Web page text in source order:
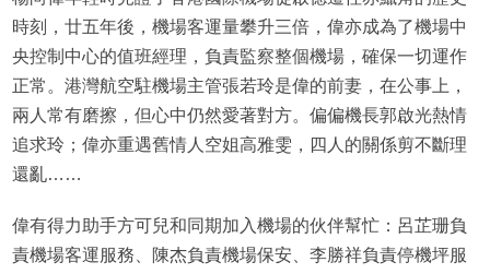
時刻，廿五年後，機場客運量攀升三倍，偉亦成為了機場中
央控制中心的值班經理，負責監察整個機場，確保一切運作
正常。港灣航空駐機場主管張若玲是偉的前妻，在公事上，
兩人常有磨擦，但心中仍然愛著對方。偏偏機長郭啟光熱情
追求玲；偉亦重遇舊情人空姐高雅雯，四人的關係剪不斷理
還亂……
偉有得力助手方可兒和同期加入機場的伙伴幫忙：呂芷珊負
責機場客運服務、陳杰負責機場保安、李勝祥負責停機坪服